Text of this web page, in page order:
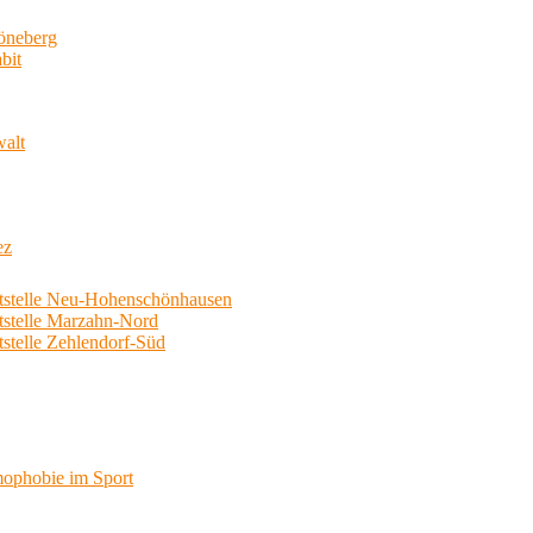
Neu-Hohenschönhausen
Marzahn-Nord
Zehlendorf-Süd
im Sport